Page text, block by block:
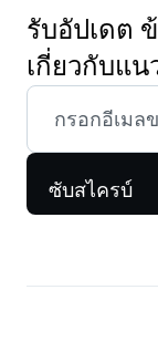
รับอัปเดต
เกี่ยวกับแ
ซับสไครบ์